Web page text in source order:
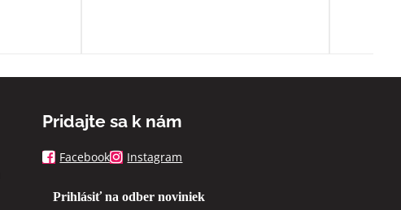
Pridajte sa k nám
Facebook Instagram
Prihlásiť na odber noviniek